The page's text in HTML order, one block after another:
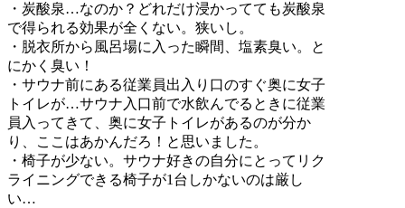
・炭酸泉…なのか？どれだけ浸かってても炭酸泉
で得られる効果が全くない。狭いし。
・脱衣所から風呂場に入った瞬間、塩素臭い。と
にかく臭い！
・サウナ前にある従業員出入り口のすぐ奥に女子
トイレが…サウナ入口前で水飲んでるときに従業
員入ってきて、奥に女子トイレがあるのが分か
り、ここはあかんだろ！と思いました。
・椅子が少ない。サウナ好きの自分にとってリク
ライニングできる椅子が1台しかないのは厳し
い…